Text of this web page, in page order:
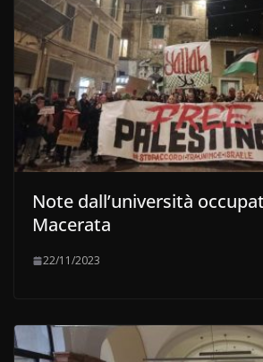
Note dall’università
Macerata
22/11/2023